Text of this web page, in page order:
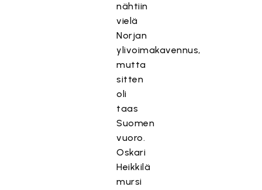
nähtiin
vielä
Norjan
ylivoimakavennus,
mutta
sitten
oli
taas
Suomen
vuoro.
Oskari
Heikkilä
mursi